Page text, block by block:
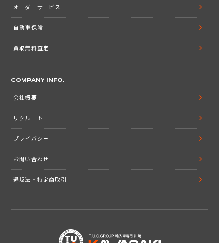
オーダーサービス
自動車保険
買取無料査定
COMPANY INFO.
会社概要
リクルート
プライバシー
お問い合わせ
通販法・特定商取引